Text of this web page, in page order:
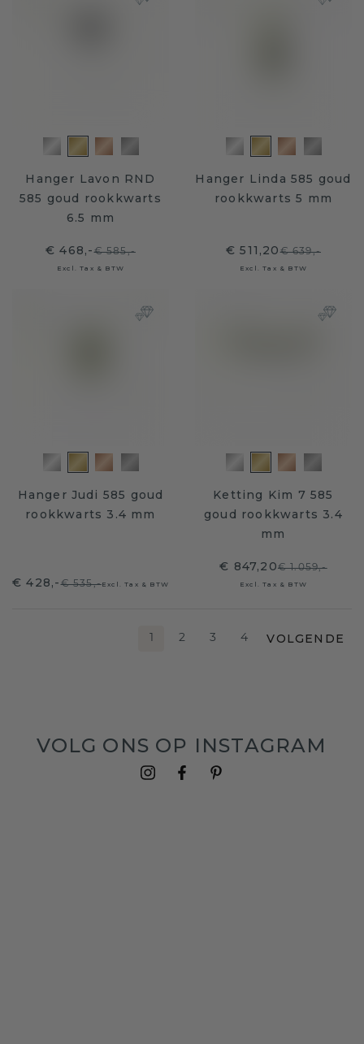
Hanger Lavon RND
585 goud rookkwarts
6.5 mm
€ 468,-€ 585,-
Excl. Tax & BTW
Hanger Linda 585 goud
rookkwarts 5 mm
€ 511,20€ 639,-
Excl. Tax & BTW
Hanger Judi 585 goud
rookkwarts 3.4 mm
€ 428,-€ 535,-Excl. Tax & BTW
Ketting Kim 7 585
goud rookkwarts 3.4
mm
€ 847,20€ 1.059,-
Excl. Tax & BTW
1 2 3 4 VOLGENDE
VOLG ONS OP INSTAGRAM